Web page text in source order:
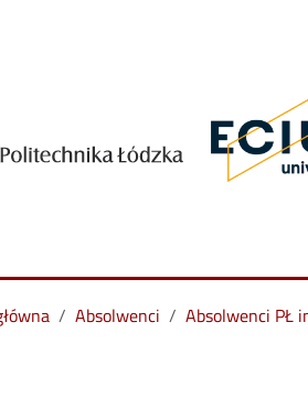
Absolwenci Absolwenci PŁ